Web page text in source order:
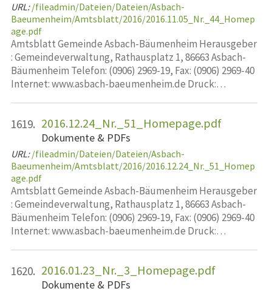
URL: /fileadmin/Dateien/Dateien/Asbach-
Baeumenheim/Amtsblatt/2016/2016.11.05_Nr._44_Homep
age.pdf
Amtsblatt Gemeinde Asbach-Bäumenheim Herausgeber
: Gemeindeverwaltung, Rathausplatz 1, 86663 Asbach-
Bäumenheim Telefon: (0906) 2969-19, Fax: (0906) 2969-40
Internet: www.asbach-baeumenheim.de Druck:…
1619. 2016.12.24_Nr._51_Homepage.pdf
Dokumente & PDFs
URL: /fileadmin/Dateien/Dateien/Asbach-
Baeumenheim/Amtsblatt/2016/2016.12.24_Nr._51_Homep
age.pdf
Amtsblatt Gemeinde Asbach-Bäumenheim Herausgeber
: Gemeindeverwaltung, Rathausplatz 1, 86663 Asbach-
Bäumenheim Telefon: (0906) 2969-19, Fax: (0906) 2969-40
Internet: www.asbach-baeumenheim.de Druck:…
1620. 2016.01.23_Nr._3_Homepage.pdf
Dokumente & PDFs